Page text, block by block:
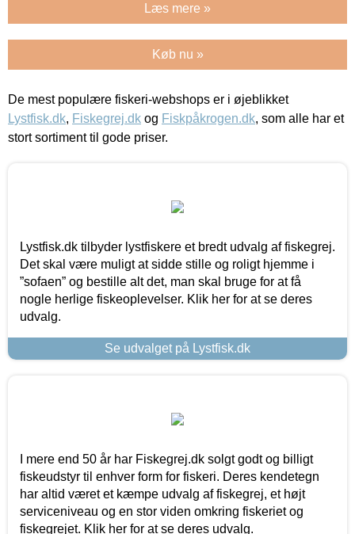
Læs mere »
Køb nu »
De mest populære fiskeri-webshops er i øjeblikket
Lystfisk.dk, Fiskegrej.dk og Fiskpåkrogen.dk, som alle har et
stort sortiment til gode priser.
Lystfisk.dk tilbyder lystfiskere et bredt udvalg af fiskegrej.
Det skal være muligt at sidde stille og roligt hjemme i
”sofaen” og bestille alt det, man skal bruge for at få
nogle herlige fiskeoplevelser. Klik her for at se deres
udvalg.
Se udvalget på Lystfisk.dk
I mere end 50 år har Fiskegrej.dk solgt godt og billigt
fiskeudstyr til enhver form for fiskeri. Deres kendetegn
har altid været et kæmpe udvalg af fiskegrej, et højt
serviceniveau og en stor viden omkring fiskeriet og
fiskegrejet. Klik her for at se deres udvalg.